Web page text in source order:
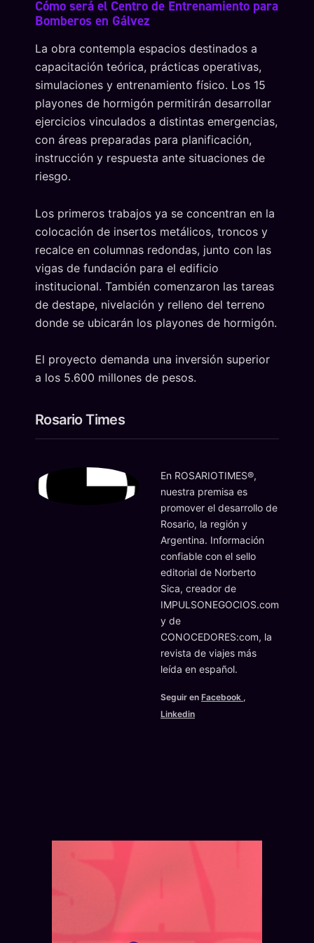
Cómo será el Centro de Entrenamiento para
Bomberos en Gálvez
La obra contempla espacios destinados a
capacitación teórica, prácticas operativas,
simulaciones y entrenamiento físico. Los 15
playones de hormigón permitirán desarrollar
ejercicios vinculados a distintas emergencias,
con áreas preparadas para planificación,
instrucción y respuesta ante situaciones de
riesgo.
Los primeros trabajos ya se concentran en la
colocación de insertos metálicos, troncos y
recalce en columnas redondas, junto con las
vigas de fundación para el edificio
institucional. También comenzaron las tareas
de destape, nivelación y relleno del terreno
donde se ubicarán los playones de hormigón.
El proyecto demanda una inversión superior
a los 5.600 millones de pesos.
Rosario Times
En ROSARIOTIMES®,
nuestra premisa es
promover el desarrollo de
Rosario, la región y
Argentina. Información
confiable con el sello
editorial de Norberto
Sica, creador de
IMPULSONEGOCIOS.com
y de
CONOCEDORES:com, la
revista de viajes más
leída en español.
Seguir en Facebook ,
Linkedin